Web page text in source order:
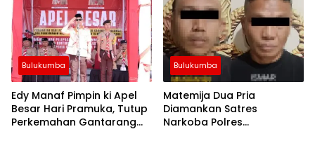
Bulukumba
Edy Manaf Pimpin ki Apel
Besar Hari Pramuka, Tutup
Perkemahan Gantarang
Bulukumba
Matemija Dua Pria
Diamankan Satres
Narkoba Polres